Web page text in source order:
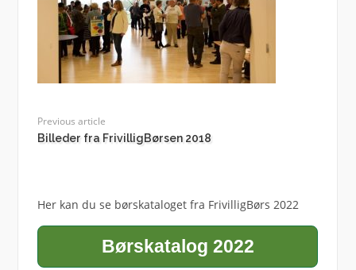
Previous article
Billeder fra FrivilligBørsen 2018
Her kan du se børskataloget fra FrivilligBørs 2022
Børskatalog 2022